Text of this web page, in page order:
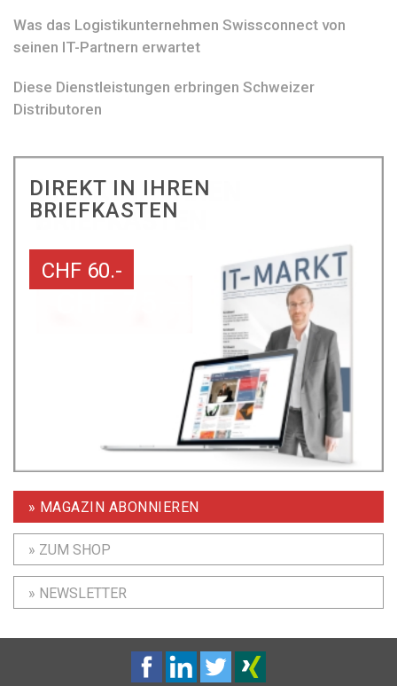
Was das Logistikunternehmen Swissconnect von
seinen IT-Partnern erwartet
Diese Dienstleistungen erbringen Schweizer
Distributoren
DIREKT IN IHREN
BRIEFKASTEN
CHF 60.-
» MAGAZIN ABONNIEREN
» ZUM SHOP
» NEWSLETTER